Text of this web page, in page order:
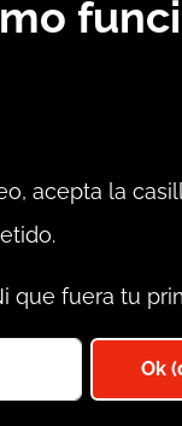
acepta la
que fuera tu
Ok